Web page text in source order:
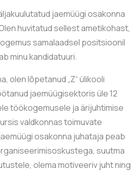
jaemüügi osakonna
huvitatud sellest ametikohast,
samalaadsel positsioonil
minu kandidatuuri.
olen lõpetanud „Z“ ülikooli
jaemüügisektoris üle 12
töökogemusele ja ärijuhtimise
valdkonnas toimuvate
osakonna juhataja peab
suutma
olema motiveeriv juht ning